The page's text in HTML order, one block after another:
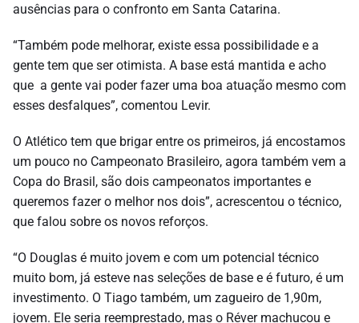
ausências para o confronto em Santa Catarina.
“Também pode melhorar, existe essa possibilidade e a
gente tem que ser otimista. A base está mantida e acho
que a gente vai poder fazer uma boa atuação mesmo com
esses desfalques”, comentou Levir.
O Atlético tem que brigar entre os primeiros, já encostamos
um pouco no Campeonato Brasileiro, agora também vem a
Copa do Brasil, são dois campeonatos importantes e
queremos fazer o melhor nos dois”, acrescentou o técnico,
que falou sobre os novos reforços.
“O Douglas é muito jovem e com um potencial técnico
muito bom, já esteve nas seleções de base e é futuro, é um
investimento. O Tiago também, um zagueiro de 1,90m,
jovem. Ele seria reemprestado, mas o Réver machucou e